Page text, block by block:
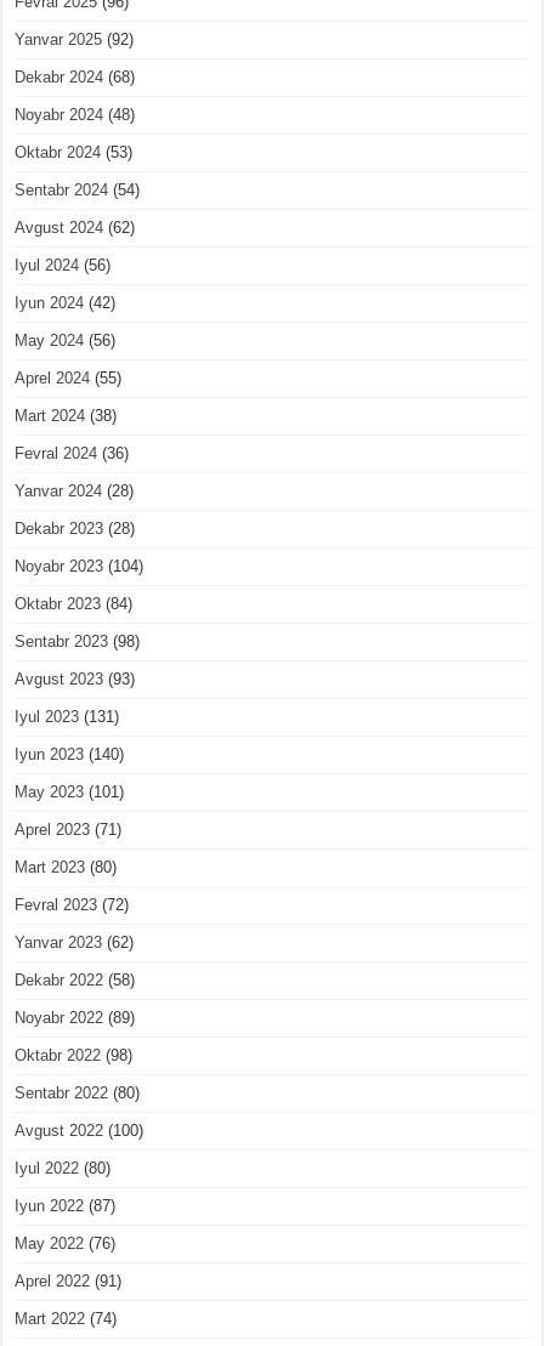
Yanvar 2025 (92)
Dekabr 2024 (68)
Noyabr 2024 (48)
Oktabr 2024 (53)
Sentabr 2024 (54)
Avgust 2024 (62)
Iyul 2024 (56)
Iyun 2024 (42)
May 2024 (56)
Aprel 2024 (55)
Mart 2024 (38)
Fevral 2024 (36)
Yanvar 2024 (28)
Dekabr 2023 (28)
Noyabr 2023 (104)
Oktabr 2023 (84)
Sentabr 2023 (98)
Avgust 2023 (93)
Iyul 2023 (131)
Iyun 2023 (140)
May 2023 (101)
Aprel 2023 (71)
Mart 2023 (80)
Fevral 2023 (72)
Yanvar 2023 (62)
Dekabr 2022 (58)
Noyabr 2022 (89)
Oktabr 2022 (98)
Sentabr 2022 (80)
Avgust 2022 (100)
Iyul 2022 (80)
Iyun 2022 (87)
May 2022 (76)
Aprel 2022 (91)
Mart 2022 (74)